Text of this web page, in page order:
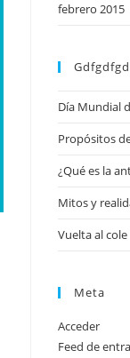
febrero 2015
Día Mundial
Propósitos
¿Qué es la
Mitos y
Vuelta al
Meta
Acceder
Feed de